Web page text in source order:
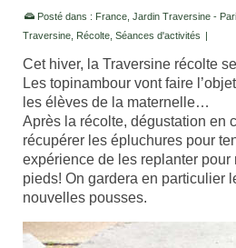
Posté dans : France Jardin Traversine -
Traversine Récolte Séances d'activités |
Cet hiver, la Traversine récolte
Les topinambour vont faire
les élèves de la maternelle…
Après la récolte, dégustation en
récupérer les épluchures pour
expérience de les replanter
pieds! On gardera en particulier
nouvelles pousses.